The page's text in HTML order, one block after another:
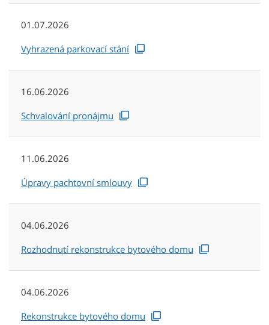
01.07.2026
Vyhrazená parkovací stání
16.06.2026
Schvalování pronájmu
11.06.2026
Úpravy pachtovní smlouvy
04.06.2026
Rozhodnutí rekonstrukce bytového domu
04.06.2026
Rekonstrukce bytového domu